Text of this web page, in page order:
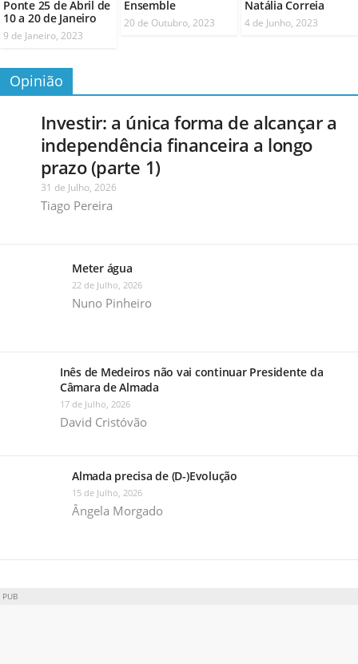
Ponte 25 de Abril de
10 a 20 de Janeiro
9 de Janeiro, 2023
Ensemble
20 de Outubro, 2023
Natália Correia
4 de Junho, 2023
Opinião
Investir: a única forma de alcançar a
independência financeira a longo
prazo (parte 1)
31 de Julho, 2026
Tiago Pereira
Meter água
22 de Julho, 2026
Nuno Pinheiro
Inês de Medeiros não vai continuar Presidente da
Câmara de Almada
17 de Julho, 2026
David Cristóvão
Almada precisa de (D-)Evolução
15 de Julho, 2026
Ângela Morgado
PUB